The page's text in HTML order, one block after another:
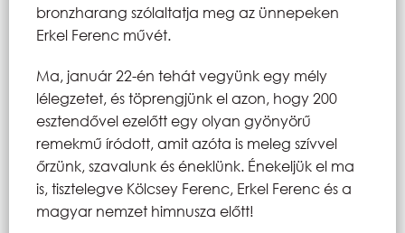
bronzharang szólaltatja meg az ünnepeken
Erkel Ferenc művét.
Ma, január 22-én tehát vegyünk egy mély
lélegzetet, és töprengjünk el azon, hogy 200
esztendővel ezelőtt egy olyan gyönyörű
remekmű íródott, amit azóta is meleg szívvel
őrzünk, szavalunk és éneklünk. Énekeljük el ma
is, tisztelegve Kölcsey Ferenc, Erkel Ferenc és a
magyar nemzet himnusza előtt!